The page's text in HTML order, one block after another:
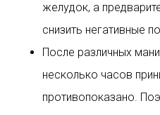
желудок, а
снизить негативные
После различных
несколько часов
противопоказано.